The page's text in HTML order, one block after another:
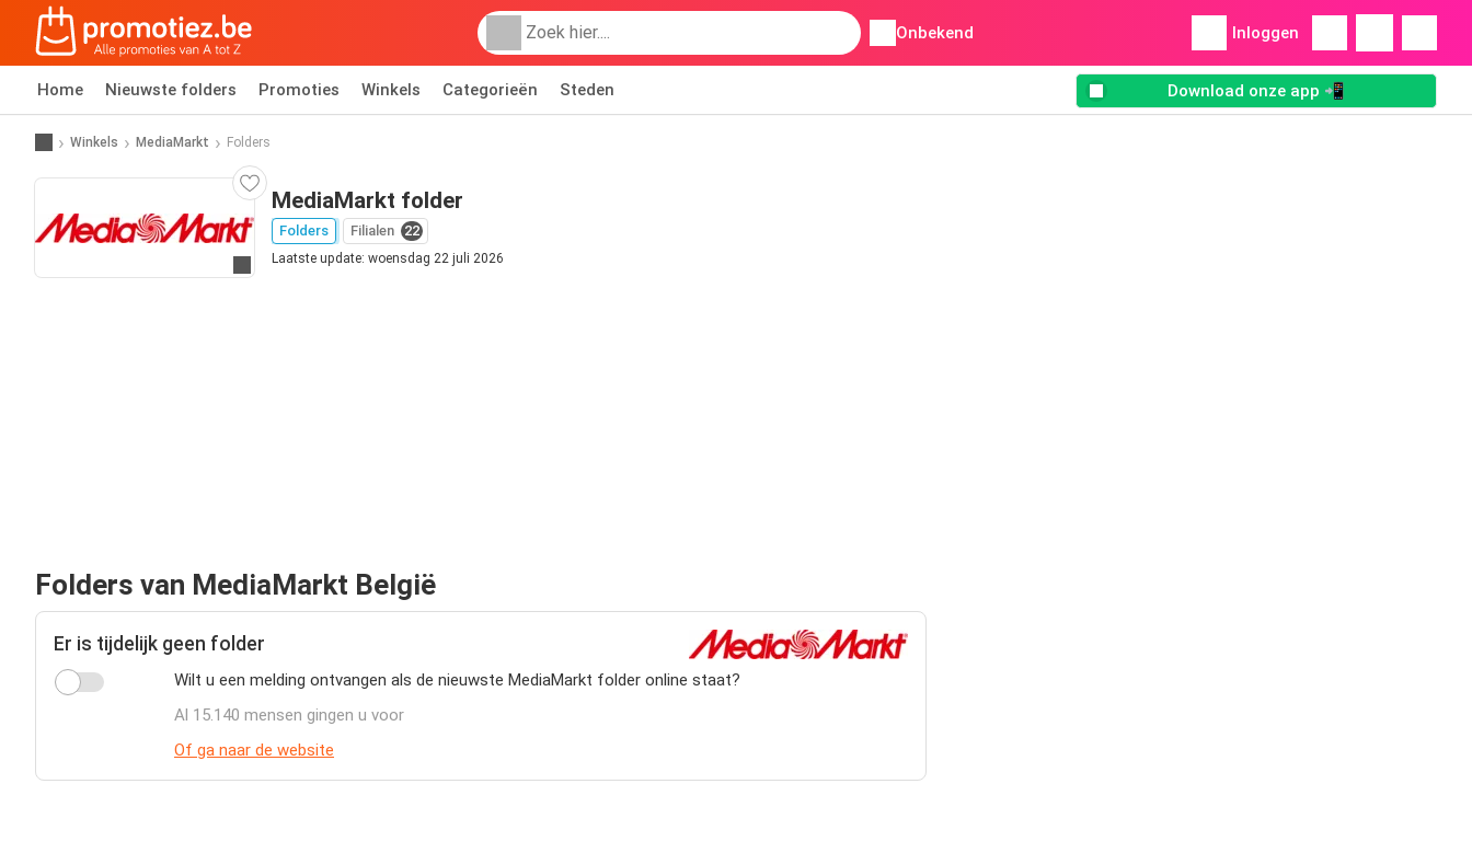
Onbekend Inloggen
Home Nieuwste folders Promoties Winkels Categorieën Steden Download onze app 📲
Winkels MediaMarkt Folders
Ga naar website
MediaMarkt folder
Folders Filialen 22
Laatste update: woensdag 22 juli 2026
Folders van MediaMarkt België
Er is tijdelijk geen folder
Wilt u een melding ontvangen als de nieuwste MediaMarkt folder online staat?
Al 15.140 mensen gingen u voor
Of ga naar de website